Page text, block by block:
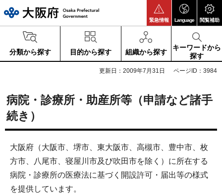
緊急情報 Language 閲覧補助
分類から探す 目的から探す 組織から探す
キーワードから
探す
更新日：2009年7月31日 ページID：3984
病院・診療所・助産所等（申請など諸手
続き）
大阪府（大阪市、堺市、東大阪市、高槻市、豊中市、枚
方市、八尾市、寝屋川市及び吹田市を除く）に所在する
病院・診療所の医療法に基づく開設許可・届出等の様式
を提供しています。